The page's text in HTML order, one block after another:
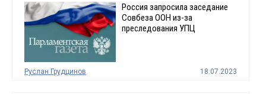
Россия запросила заседание
Совбеза ООН из-за
преследования УПЦ
Руслан Грудцинов 18.07.2023